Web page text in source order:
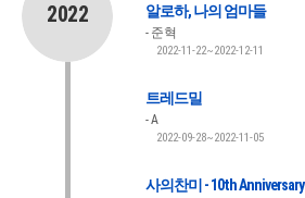
2022 알로하, 나의 엄마들
준혁
2022-11-22~2022-12-11
트레드밀
A
2022-09-28~2022-11-05
사의찬미 - 10th Anniversary